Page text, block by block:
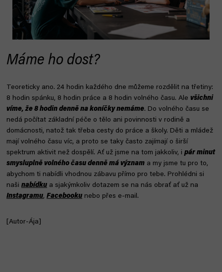
Máme ho dost?
Teoreticky ano. 24 hodin každého dne můžeme rozdělit na třetiny:
8 hodin spánku, 8 hodin práce a 8 hodin volného času. Ale všichni
víme, že 8 hodin denně na koníčky nemáme. Do volného času se
nedá počítat základní péče o tělo ani povinnosti v rodině a
domácnosti, natož tak třeba cesty do práce a školy. Děti a mládež
mají volného času víc, a proto se taky často zajímají o širší
spektrum aktivit než dospělí. Ať už jsme na tom jakkoliv, i pár minut
smysluplně volného času denně má význam a my jsme tu pro to,
abychom ti nabídli vhodnou zábavu přímo pro tebe. Prohlédni si
naši nabídku a sjakýmkoliv dotazem se na nás obrať ať už na
Instagramu, Facebooku nebo přes e-mail.
[Autor-Ája]